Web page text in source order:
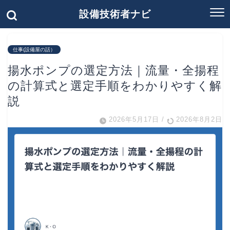
設備技術者ナビ
仕事(設備屋の話）
揚水ポンプの選定方法｜流量・全揚程
の計算式と選定手順をわかりやすく解
説
2026年5月17日 / 2026年8月2日